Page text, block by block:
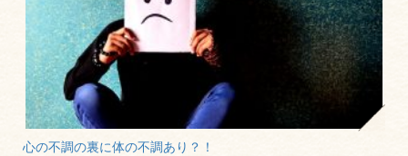
心の不調の裏に体の不調あり？！